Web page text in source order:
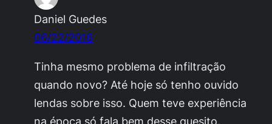
Daniel Guedes
06/22/2016
Tinha mesmo problema de infiltração
quando novo? Até hoje só tenho ouvido
lendas sobre isso. Quem teve experiência
na época só fala bem desse quesito.